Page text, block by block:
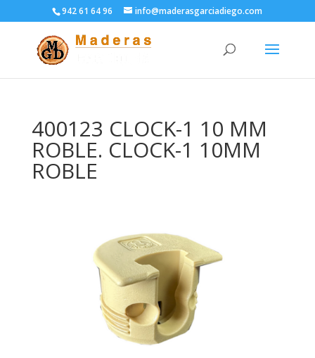
942 61 64 96 info@maderasgarciadiego.com
400123 CLOCK-1 10 MM
ROBLE. CLOCK-1 10MM
ROBLE